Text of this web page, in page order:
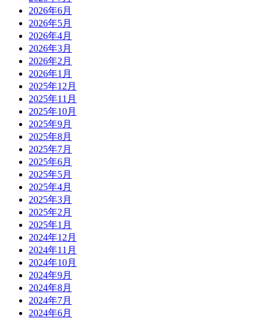
2026年6月
2026年5月
2026年4月
2026年3月
2026年2月
2026年1月
2025年12月
2025年11月
2025年10月
2025年9月
2025年8月
2025年7月
2025年6月
2025年5月
2025年4月
2025年3月
2025年2月
2025年1月
2024年12月
2024年11月
2024年10月
2024年9月
2024年8月
2024年7月
2024年6月